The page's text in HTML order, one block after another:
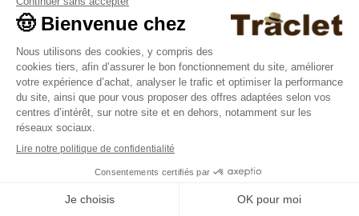
Nouveautés
Bonnet Pompon
Nouveautés
Bandeau Haute-